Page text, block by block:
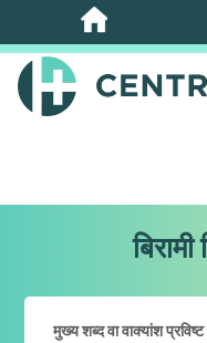
मुख्य
सामग्रीमा
जानुहोस्